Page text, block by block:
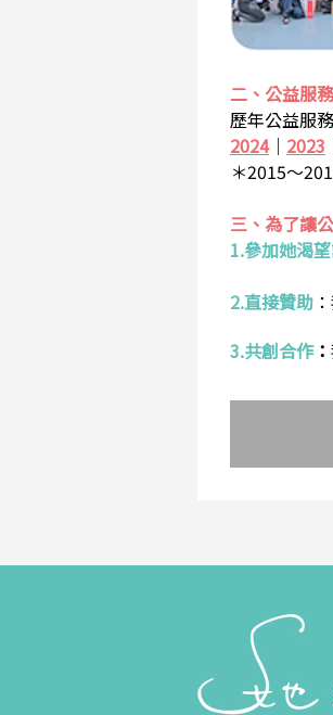
二、公益服
歷年公益服
2024｜ 2023
＊2015～
三、為了讓
1.參加她渴
2.直接贊助 ：
3.共創合作：